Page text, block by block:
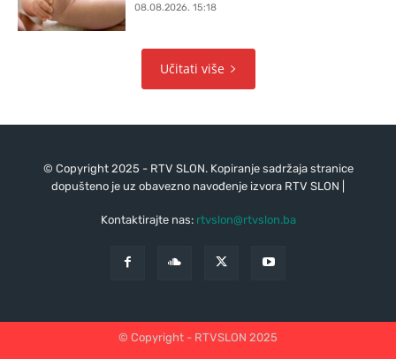
08.08.2026. 15:18
Učitati više
© Copyright 2025 - RTV SLON. Kopiranje sadržaja stranice
dopušteno je uz obavezno navođenje izvora RTV SLON |
Kontaktirajte nas: rtvslon@rtvslon.ba
© Copyright - RTVSLON 2025